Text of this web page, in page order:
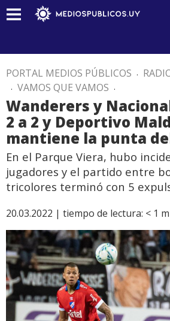
PORTAL MEDIOS PÚBLICOS .
. VAMOS QUE VAMOS .
Wanderers y
2 a 2 y Deportivo
mantiene la punta
En el Parque Viera, hubo
jugadores y el partido entre
tricolores terminó con 5
20.03.2022 | tiempo de lectura: < 1